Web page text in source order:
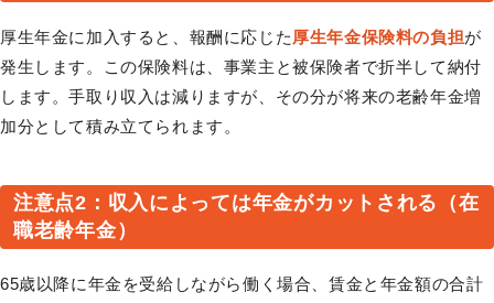
厚生年金に加入すると、報酬に応じた厚生年金保険料の負担が
発生します。この保険料は、事業主と被保険者で折半して納付
します。手取り収入は減りますが、その分が将来の老齢年金増
加分として積み立てられます。
注意点2：収入によっては年金がカットされる（在
職老齢年金）
65歳以降に年金を受給しながら働く場合、賃金と年金額の合計